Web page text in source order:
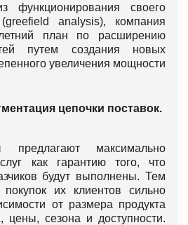
функционирования своего
analysis), компания
план по расширению
путем создания новых
увеличения мощности
цепочки поставок.
предлагают максимально
как гарантию того, что
будут выполнены. Тем
их клиентов сильно
от размера продукта
цены, сезона и доступности.